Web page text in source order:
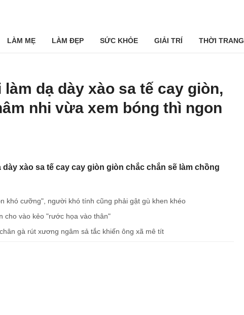
LÀM MẸ LÀM ĐẸP SỨC KHỎE GIẢI TRÍ THỜI TRANG
dạ dày xào sa tế cay giòn,
nhi vừa xem bóng thì ngon
dày xào sa tế cay cay giòn giòn chắc chắn sẽ làm chồng
khó cưỡng", người khó tính cũng phải gật gù khen khéo
cho vào kẻo "rước họa vào thân"
gà rút xương ngâm sả tắc khiến ông xã mê tít